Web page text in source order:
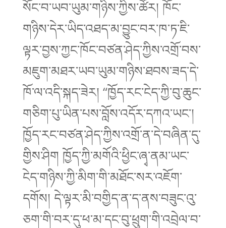
སོང་བ་ཡབ་ཡུམ་གཉིས་ཀྱིས་ཚོར། ཁོང་
གཉིས་དེར་ཡིད་འཐད་མ་བྱུང་བར་ཁ་ཏ་ཇི་
ལྟར་བྱས་ཀྱང་ཁོང་བཙན་ཤེད་ཀྱིས་འགྲོ་བས་
མཇུག་མཐར་ཡབ་ཡུམ་གཉིས་ཐབས་ཟད་དེ་
ཁོ་ལ་འདི་སྐད་ཟེར། “ཁྱོད་རང་ངེད་ཀྱི་བུ་ཆུང་
གཅིག་པུ་ཡིན་པས་བློས་འདོར་དཀའ་ཡང་།
ཁྱོད་རང་བཙན་ཤེད་ཀྱིས་འགྲོ་ན་དེ་བཞིན་དུ་
གྱིས་ཤིག ཁྱོད་ཀྱི་མགོའི་ཕྱིང་ཞྭ་ནམ་ཡང་
ངེད་གཉིས་ཀྱི་མིག་གི་མཐོང་སར་འཇོག་
དགོས། དེ་ལྟར་མི་བགྱིད་ན་ད་ནས་བཟུང་འུ་
ཅག་གི་བར་དུ་ཕ་མ་དང་བུ་ཕྲུག་གི་འབྲེལ་བ་